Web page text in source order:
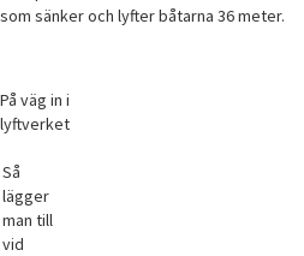
sänker och lyfter båtarna 36 meter.
På väg in i
lyftverket
Så
lägger
man till
vid